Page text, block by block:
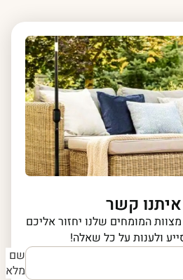
קשר
המומחים שלנו יחזור אליכם
ולענות על כל שאלה!
שם
מלא